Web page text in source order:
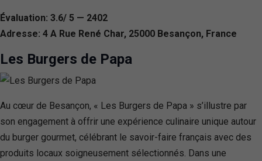
Évaluation: 3.6/ 5 — 2402
Adresse: 4 A Rue René Char, 25000 Besançon, France
Les Burgers de Papa
Au cœur de Besançon, « Les Burgers de Papa » s’illustre par
son engagement à offrir une expérience culinaire unique autour
du burger gourmet, célébrant le savoir-faire français avec des
produits locaux soigneusement sélectionnés. Dans une